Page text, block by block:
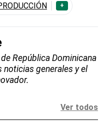
+
República Dominicana
noticias generales y el
Ver todos